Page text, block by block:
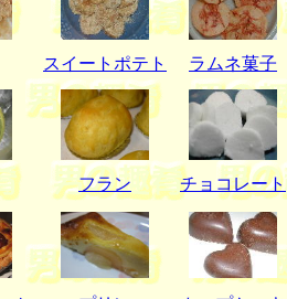
スイートポテト ラムネ菓子
フラン チョコレート